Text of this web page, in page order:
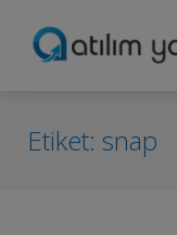
Etiket: snap